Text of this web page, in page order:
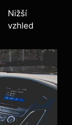
Nižší
vzhled